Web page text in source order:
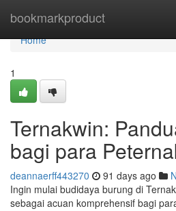
bookmarkproduct
Home
Home
1
Ternakwin:
bagi para
deannaerff443270 91 days ago
Ingin mulai budidaya burung di
sebagai acuan komprehensif bagi